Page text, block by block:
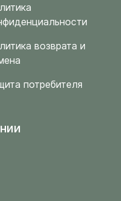
возврата и
потребителя